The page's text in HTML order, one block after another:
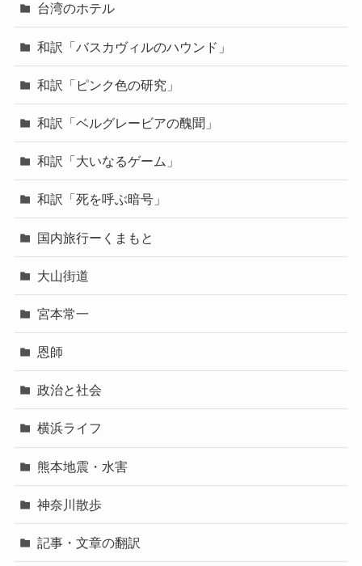
台湾のホテル
和訳「バスカヴィルのハウンド」
和訳「ピンク色の研究」
和訳「ベルグレービアの醜聞」
和訳「大いなるゲーム」
和訳「死を呼ぶ暗号」
国内旅行ーくまもと
大山街道
宮本常一
恩師
政治と社会
横浜ライフ
熊本地震・水害
神奈川散歩
記事・文章の翻訳